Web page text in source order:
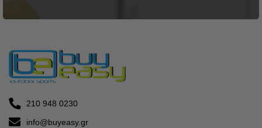
210 948 0230
info@buyeasy.gr